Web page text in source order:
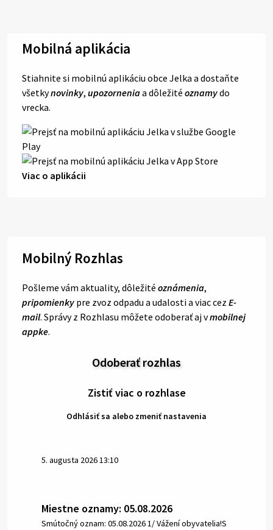
Mobilná aplikácia
Stiahnite si mobilnú aplikáciu obce Jelka a dostaňte
všetkynovinky, upozorneniaa dôležité oznamydo
vrecka.
Viac o aplikácii
Mobilný Rozhlas
Pošleme vám aktuality, dôležité oznámenia,
pripomienky pre zvoz odpadu a udalosti a viac cez E-
mail. Správy z Rozhlasu môžete odoberať aj vmobilnej
appke.
Odoberať rozhlas
Zistiť viac o rozhlase
Odhlásiť sa alebo zmeniť nastavenia
5. augusta 2026 13:10
Miestne oznamy: 05.08.2026
Smútočný oznam: 05.08.2026 1/ Vážení obyvatelia!S